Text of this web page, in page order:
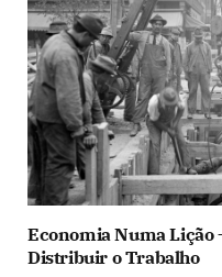
Economia Numa Lição
Distribuir o Trabalho